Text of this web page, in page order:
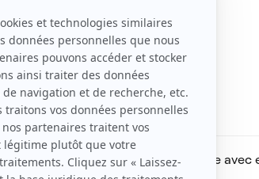
à louer à Bordeaux au 1er étage avec